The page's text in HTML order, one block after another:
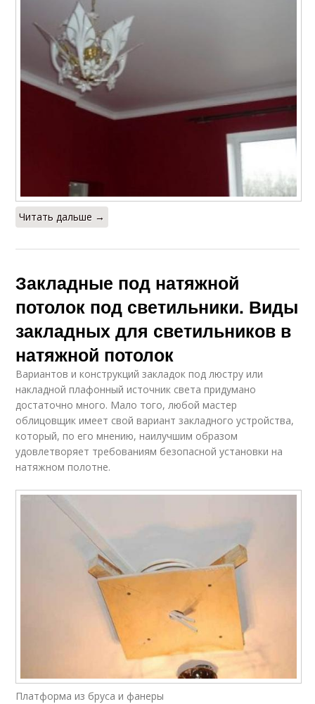
Читать дальше →
Закладные под натяжной
потолок под светильники. Виды
закладных для светильников в
натяжной потолок
Вариантов и конструкций закладок под люстру или
накладной плафонный источник света придумано
достаточно много. Мало того, любой мастер
облицовщик имеет свой вариант закладного устройства,
который, по его мнению, наилучшим образом
удовлетворяет требованиям безопасной установки на
натяжном полотне.
Платформа из бруса и фанеры